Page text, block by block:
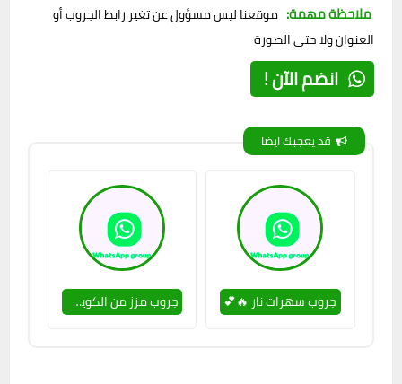
ملاحظة مهمة: موقعنا ليس مسؤول عن تغير رابط الجروب أو
العنوان ولا حتى الصورة
انضم الآن !
قد يعجبك ايضا
جروب سهرات نار 🔥💕 جروب مزز من الكويت للتعارف 🔥🥵